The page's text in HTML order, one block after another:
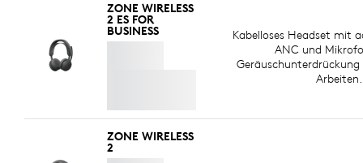
ZONE WIRELESS
2 ES FOR
BUSINESS
Kabelloses Headset mit
ANC und
Arbeiten.
ZONE WIRELESS
2